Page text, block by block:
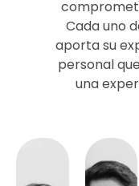
Cada uno
aporta su
personal
una